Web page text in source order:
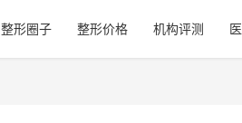
整形圈子 整形价格 机构评测